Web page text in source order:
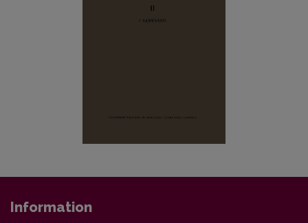
Information